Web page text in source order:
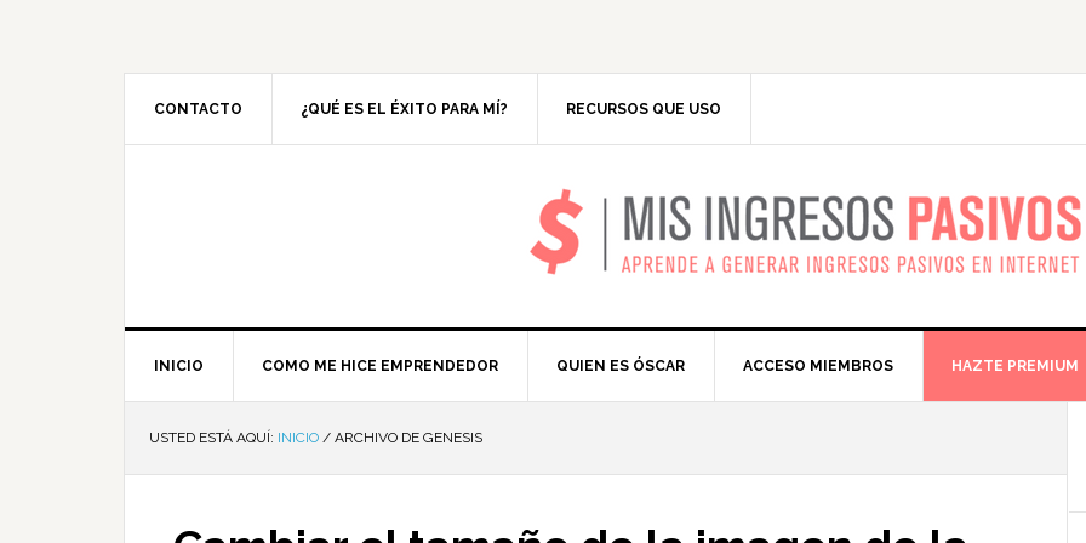
CONTACTO ¿QUÉ ES EL ÉXITO PARA MÍ? RECURSOS QUE USO
MIS INGRESOS
INICIO COMO ME HICE EMPRENDEDOR QUIEN ES ÓSCAR ACCESO MIEMBROS HAZTE PREMIUM
USTED ESTÁ AQUÍ: INICIO / ARCHIVO DE GENESIS